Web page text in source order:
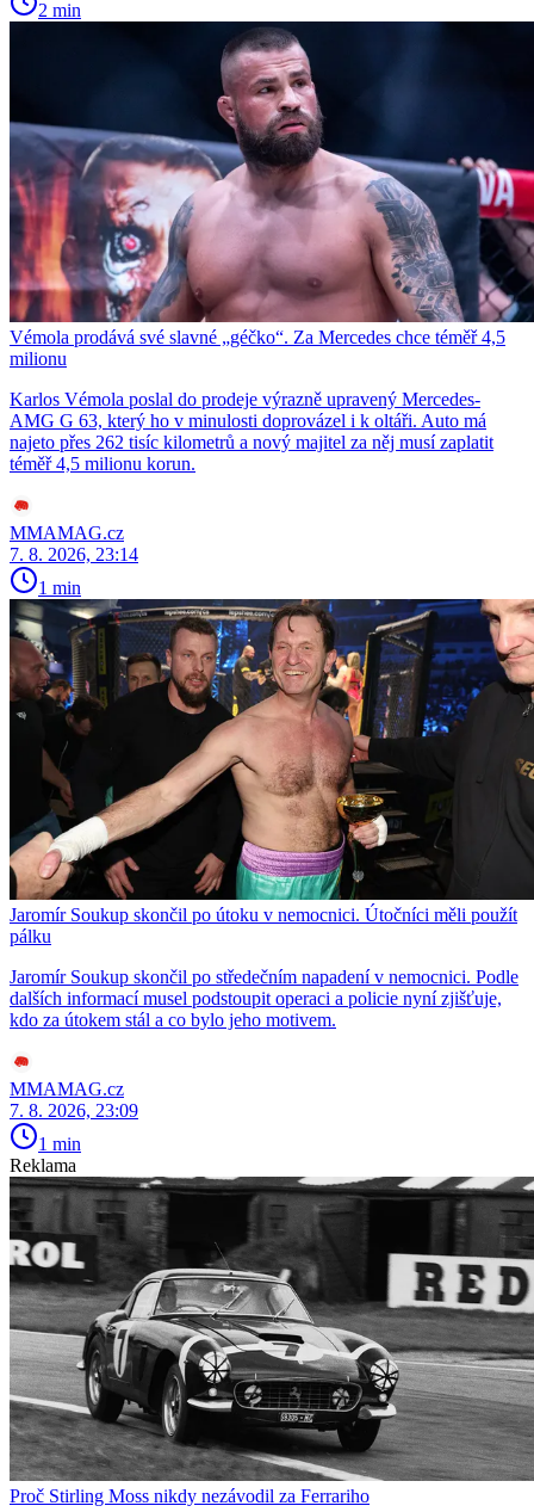
2 min
Vémola prodává své slavné „géčko“. Za Mercedes chce téměř 4,5
milionu
Karlos Vémola poslal do prodeje výrazně upravený Mercedes-
AMG G 63, který ho v minulosti doprovázel i k oltáři. Auto má
najeto přes 262 tisíc kilometrů a nový majitel za něj musí zaplatit
téměř 4,5 milionu korun.
MMAMAG.cz
7. 8. 2026, 23:14
1 min
Jaromír Soukup skončil po útoku v nemocnici. Útočníci měli použít
pálku
Jaromír Soukup skončil po středečním napadení v nemocnici. Podle
dalších informací musel podstoupit operaci a policie nyní zjišťuje,
kdo za útokem stál a co bylo jeho motivem.
MMAMAG.cz
7. 8. 2026, 23:09
1 min
Reklama
Proč Stirling Moss nikdy nezávodil za Ferrariho